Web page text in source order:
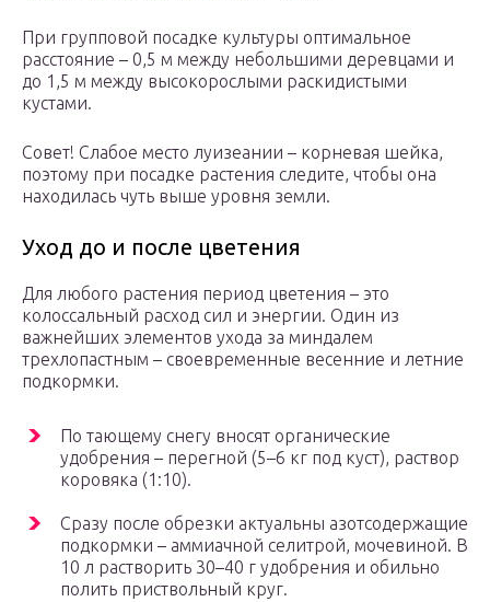
При групповой посадке культуры оптимальное
расстояние – 0,5 м между небольшими деревцами и
до 1,5 м между высокорослыми раскидистыми
кустами.
Совет! Слабое место луизеании – корневая шейка,
поэтому при посадке растения следите, чтобы она
находилась чуть выше уровня земли.
Уход до и после цветения
Для любого растения период цветения – это
колоссальный расход сил и энергии. Один из
важнейших элементов ухода за миндалем
трехлопастным – своевременные весенние и летние
подкормки.
По тающему снегу вносят органические
удобрения – перегной (5–6 кг под куст), раствор
коровяка (1:10).
Сразу после обрезки актуальны азотсодержащие
подкормки – аммиачной селитрой, мочевиной. В
10 л растворить 30–40 г удобрения и обильно
полить приствольный круг.